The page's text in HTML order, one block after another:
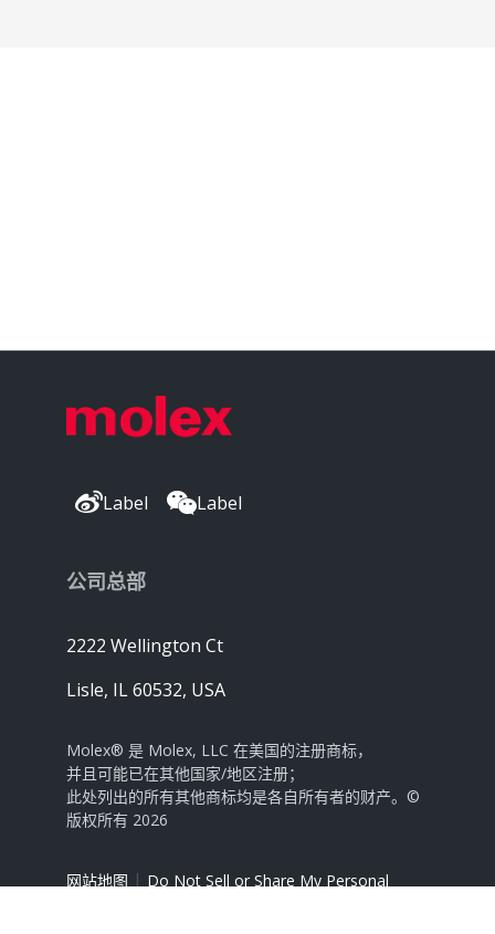
Label Label
公司总部
2222 Wellington Ct
Lisle, IL 60532, USA
Molex® 是 Molex, LLC 在美国的注册商标，
并且可能已在其他国家/地区注册；
此处列出的所有其他商标均是各自所有者的财产。©
版权所有 2026
网站地图 | Do Not Sell or Share My Personal